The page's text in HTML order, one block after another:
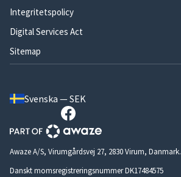
Integritetspolicy
Digital Services Act
Sitemap
Svenska — SEK
Awaze A/S, Virumgårdsvej 27, 2830 Virum, Danmark.
Danskt momsregistreringsnummer DK17484575